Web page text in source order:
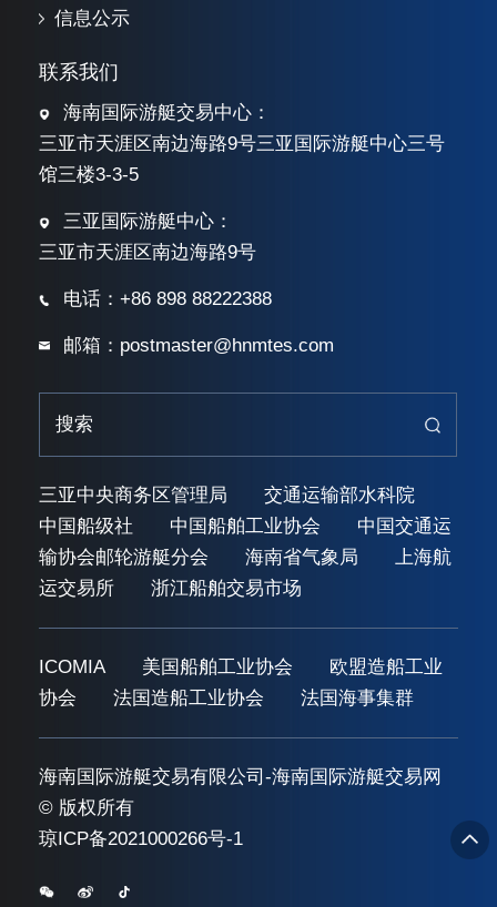
信息公示
联系我们
海南国际游艇交易中心：
三亚市天涯区南边海路9号三亚国际游艇中心三号
馆三楼3-3-5
三亚国际游艇中心：
三亚市天涯区南边海路9号
电话：+86 898 88222388
邮箱：postmaster@hnmtes.com
三亚中央商务区管理局
交通运输部水科院
中国船级社
中国船舶工业协会
中国交通运
输协会邮轮游艇分会
海南省气象局
上海航
运交易所
浙江船舶交易市场
ICOMIA 美国船舶工业协会
欧盟造船工业
协会
法国造船工业协会 法国海事集群
海南国际游艇交易有限公司-海南国际游艇交易网
© 版权所有
琼ICP备2021000266号-1